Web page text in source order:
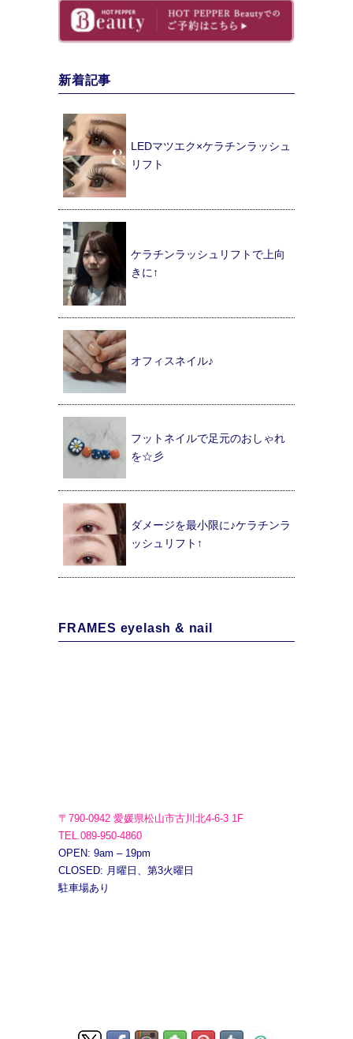
新着記事
LEDマツエク×ケラチンラッシュ
リフト
ケラチンラッシュリフトで上向
きに↑
オフィスネイル♪
フットネイルで足元のおしゃれ
を☆彡
ダメージを最小限に♪ケラチンラ
ッシュリフト↑
FRAMES eyelash & nail
〒790-0942 愛媛県松山市古川北4-6-3 1F
TEL.089-950-4860
OPEN: 9am – 19pm
CLOSED: 月曜日、第3火曜日
駐車場あり